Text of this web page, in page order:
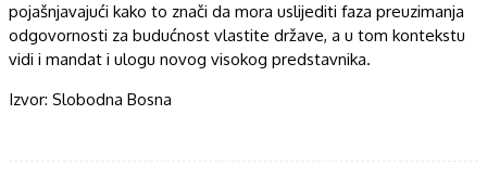
pojašnjavajući kako to znači da mora uslijediti faza preuzimanja
odgovornosti za budućnost vlastite države, a u tom kontekstu
vidi i mandat i ulogu novog visokog predstavnika.
Izvor: Slobodna Bosna